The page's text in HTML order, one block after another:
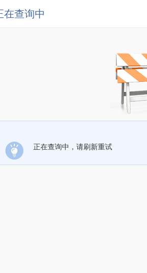
在查询中
正在查询中，请刷新重试